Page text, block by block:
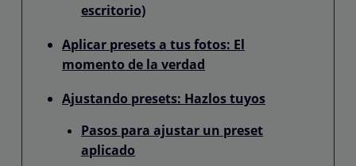
escritorio)
Aplicar presets a tus fotos: El
momento de la verdad
Ajustando presets: Hazlos tuyos
Pasos para ajustar un preset
aplicado